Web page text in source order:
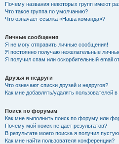
Почему названия некоторых групп имеют
Что такое группа по умолчанию?
Что означает ссылка «Наша команда»?
Личные сообщения
Я не могу отправить личные сообщения!
Я постоянно получаю нежелательные
Я получил спам или оскорбительный email
Друзья и недруги
Что означают списки друзей и недругов?
Как мне добавлять/удалять пользователей
Поиск по форумам
Как мне выполнить поиск по форуму или
Почему мой поиск не даёт результатов?
В результате моего поиска я получил
Как мне найти пользователя конференции?